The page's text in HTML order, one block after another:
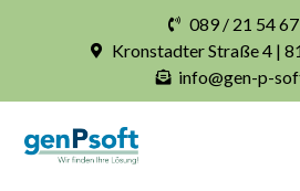
089 / 21 54
Kronstadter Straße 4 |
info@gen-p-